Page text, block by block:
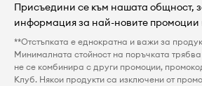
Присъедини се към нашата общност,
информация за най-новите промоции
**Отстъпката е еднократна и важи за
Минималната стойност на поръчката
не се комбинира с други промоции,
Клуб. Някои продукти са изключени от